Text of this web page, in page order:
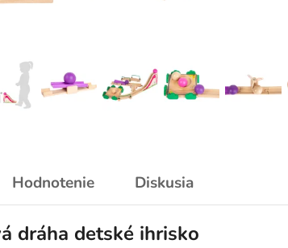
Hodnotenie Diskusia
dráha detské ihrisko